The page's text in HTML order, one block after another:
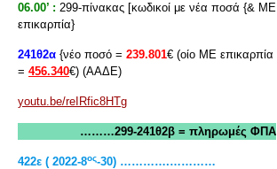
06.00’ : 299-πίνακας [κωδικοί με νέα ποσά {& ΜΕ
επικαρπία}
241θ2α {νέο ποσό = 239.801€ (οίο ΜΕ επικαρπία
= 456.340€) (ΑΑΔΕ)
youtu.be/reIRfic8HTg
………299-241θ2β = πληρωμές ΦΠΑ
422ε ( 2022-8ος-30) ………….…………